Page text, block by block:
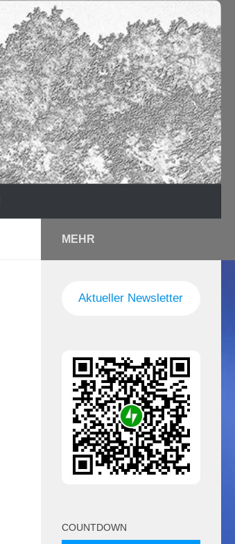
MEHR
Aktueller Newsletter
COUNTDOWN